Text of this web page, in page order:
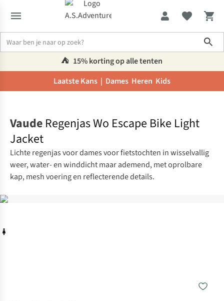
⛺️ 15% korting op alle tenten
Laatste Kans | Dames Heren Kids
Vaude Regenjas Wo Escape Bike Light
Jacket
Lichte regenjas voor dames voor fietstochten in wisselvallig
weer, water- en winddicht maar ademend, met oprolbare
kap, mesh voering en reflecterende details.